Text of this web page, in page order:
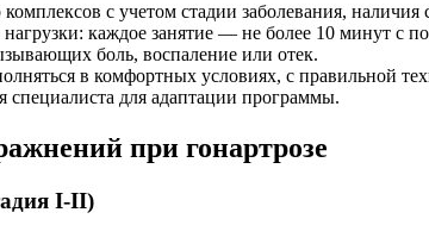
с учетом стадии заболевания,
каждое занятие — не более 10 минут с
боль, воспаление или отек.
в комфортных условиях, с правильной
специалиста для адаптации программы.
при гонартрозе
I-II)